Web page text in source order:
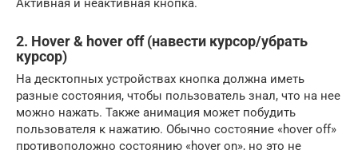
Активная и неактивная кнопка.
2. Hover & hover off (навести курсор/убрать
курсор)
На десктопных устройствах кнопка должна иметь
разные состояния, чтобы пользователь знал, что на нее
можно нажать. Также анимация может побудить
пользователя к нажатию. Обычно состояние «hover off»
противоположно состоянию «hover on», но это не